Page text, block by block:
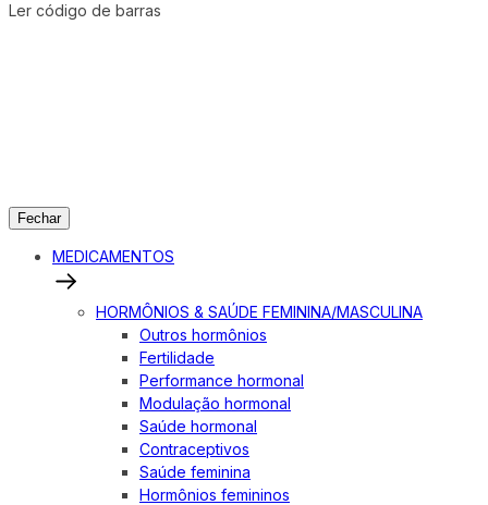
Ler código de barras
Fechar
MEDICAMENTOS
HORMÔNIOS & SAÚDE FEMININA/MASCULINA
Outros hormônios
Fertilidade
Performance hormonal
Modulação hormonal
Saúde hormonal
Contraceptivos
Saúde feminina
Hormônios femininos